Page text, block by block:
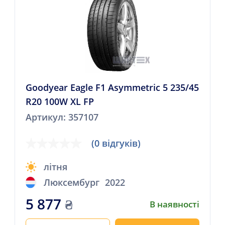
Goodyear Eagle F1 Asymmetric 5 235/45
R20 100W XL FP
Артикул: 357107
(0 відгуків)
літня
Люксембург 2022
5 877 ₴ В наявності